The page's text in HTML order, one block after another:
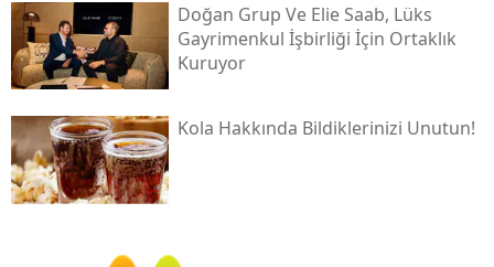
Doğan Grup Ve Elie Saab, Lüks
Gayrimenkul İşbirliği İçin Ortaklık
Kuruyor
Kola Hakkında Bildiklerinizi Unutun!